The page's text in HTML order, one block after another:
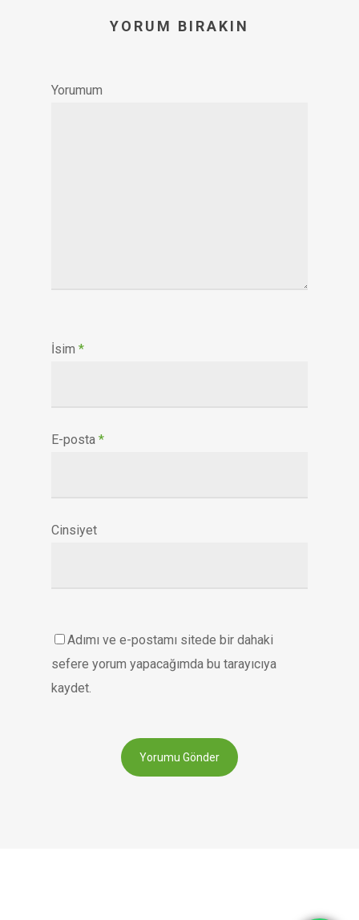
YORUM BIRAKIN
Yorumum
İsim *
E-posta *
Cinsiyet
Adımı ve e-postamı sitede bir dahaki
sefere yorum yapacağımda bu tarayıcıya
kaydet.